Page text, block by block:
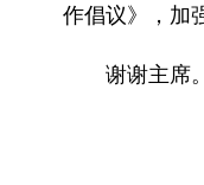
作倡议》，加
谢谢主席。